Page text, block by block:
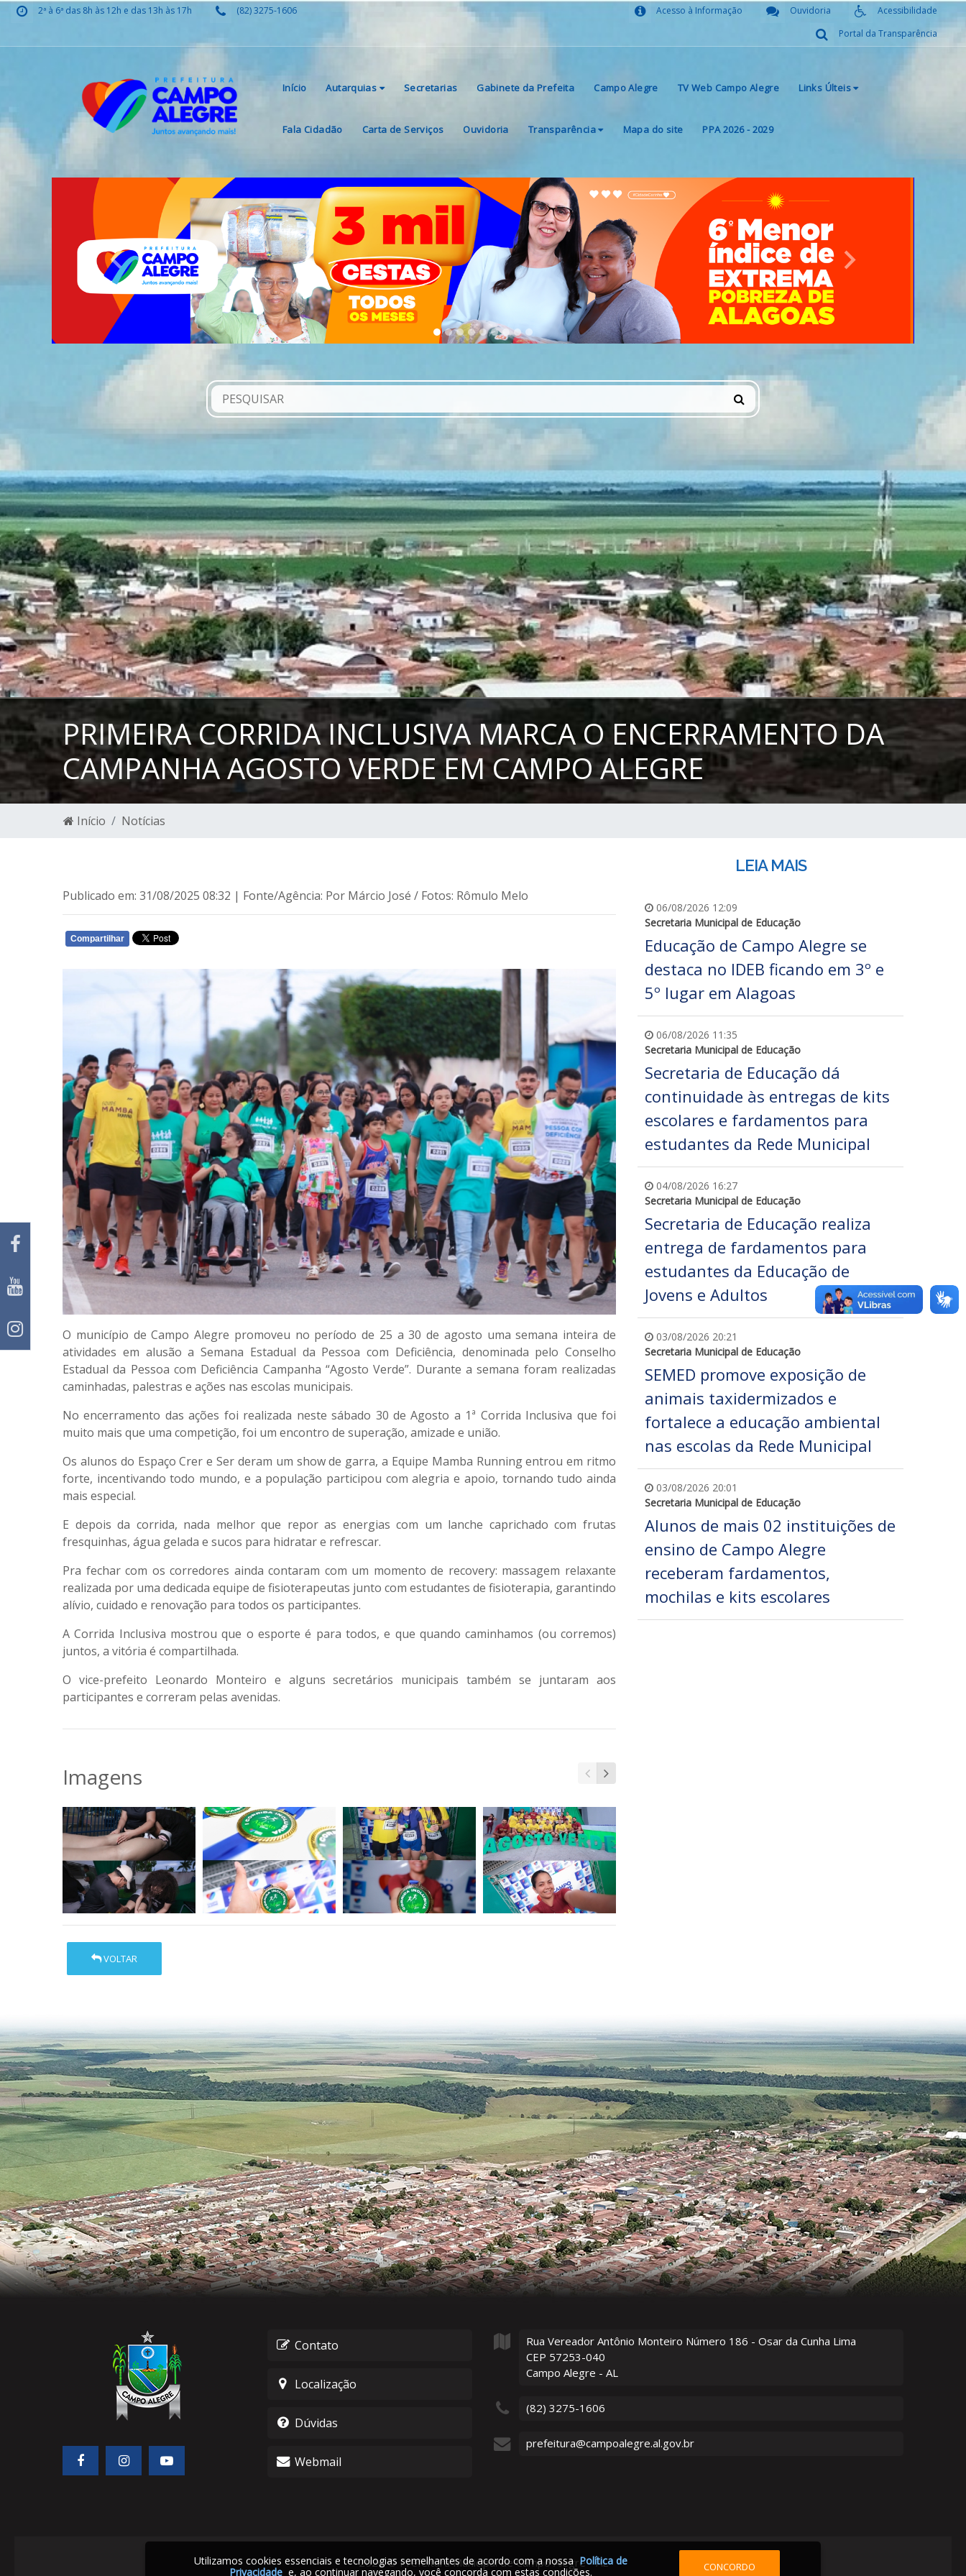
2ª à 6ª das 8h às 12h e das 13h às 17h (82) 3275-1606 Acessibilidade
Ouvidoria
Acesso à Informação
Portal da Transparência
Início Autarquias Secretarias Gabinete da Prefeita Campo Alegre TV Web Campo Alegre Links Últeis
Fala Cidadão Carta de Serviços Ouvidoria Transparência Mapa do site PPA 2026 - 2029
Previous Next
PRIMEIRA CORRIDA INCLUSIVA MARCA O ENCERRAMENTO DA
CAMPANHA AGOSTO VERDE EM CAMPO ALEGRE
Início Notícias
Publicado em: 31/08/2025 08:32 | Fonte/Agência: Por Márcio José / Fotos: Rômulo Melo
Compartilhar
O município de Campo Alegre promoveu no período de 25 a 30 de agosto uma semana inteira de
atividades em alusão a Semana Estadual da Pessoa com Deficiência, denominada pelo Conselho
Estadual da Pessoa com Deficiência Campanha “Agosto Verde”. Durante a semana foram realizadas
caminhadas, palestras e ações nas escolas municipais.
No encerramento das ações foi realizada neste sábado 30 de Agosto a 1ª Corrida Inclusiva que foi
muito mais que uma competição, foi um encontro de superação, amizade e união.
Os alunos do Espaço Crer e Ser deram um show de garra, a Equipe Mamba Running entrou em ritmo
forte, incentivando todo mundo, e a população participou com alegria e apoio, tornando tudo ainda
mais especial.
E depois da corrida, nada melhor que repor as energias com um lanche caprichado com frutas
fresquinhas, água gelada e sucos para hidratar e refrescar.
Pra fechar com os corredores ainda contaram com um momento de recovery: massagem relaxante
realizada por uma dedicada equipe de fisioterapeutas junto com estudantes de fisioterapia, garantindo
alívio, cuidado e renovação para todos os participantes.
A Corrida Inclusiva mostrou que o esporte é para todos, e que quando caminhamos (ou corremos)
juntos, a vitória é compartilhada.
O vice-prefeito Leonardo Monteiro e alguns secretários municipais também se juntaram aos
participantes e correram pelas avenidas.
Imagens
VOLTAR
LEIA MAIS
06/08/2026 12:09
Secretaria Municipal de Educação
Educação de Campo Alegre se
destaca no IDEB ficando em 3º e
5º lugar em Alagoas
06/08/2026 11:35
Secretaria Municipal de Educação
Secretaria de Educação dá
continuidade às entregas de kits
escolares e fardamentos para
estudantes da Rede Municipal
04/08/2026 16:27
Secretaria Municipal de Educação
Secretaria de Educação realiza
entrega de fardamentos para
estudantes da Educação de
Jovens e Adultos
03/08/2026 20:21
Secretaria Municipal de Educação
SEMED promove exposição de
animais taxidermizados e
fortalece a educação ambiental
nas escolas da Rede Municipal
03/08/2026 20:01
Secretaria Municipal de Educação
Alunos de mais 02 instituições de
ensino de Campo Alegre
receberam fardamentos,
mochilas e kits escolares
Contato
Localização
Dúvidas
Webmail
Rua Vereador Antônio Monteiro Número 186 - Osar da Cunha Lima
CEP 57253-040
Campo Alegre - AL
(82) 3275-1606
prefeitura@campoalegre.al.gov.br
2026 © Prefeitura Municipal de Campo Alegre - AL
Utilizamos cookies essenciais e tecnologias semelhantes de acordo com a nossaPolítica de
Privacidade e, ao continuar navegando, você concorda com estas condições. CONCORDO